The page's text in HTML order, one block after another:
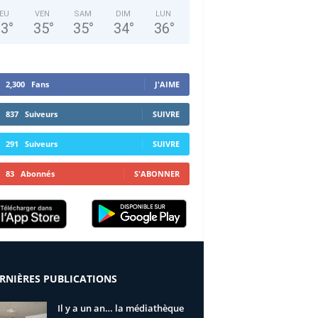
°
VEN
35°
SAM
35°
DIM
34°
LUN
36°
2,300 Fans J'AIME
837 Suiveurs SUIVRE
291 Suiveurs SUIVRE
83 Abonnés S'ABONNER
PUBLICATIONS
Il y a un an… la médiathèque